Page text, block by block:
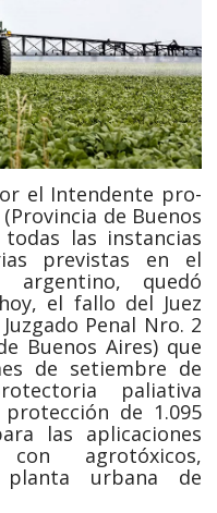
el Intendente pro-
de Buenos
las instancias
previstas en el
argentino, quedó
el fallo del Juez
Penal Nro. 2
Buenos Aires) que
de setiembre de
paliativa
de 1.095
las aplicaciones
agrotóxicos,
planta urbana de